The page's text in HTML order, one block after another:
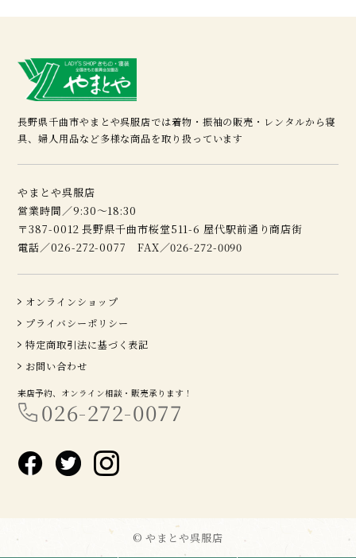
長野県千曲市やまとや呉服店では着物・振袖の販売・レンタルから寝
具、婦人用品など多様な商品を取り扱っています
やまとや呉服店
営業時間／9:30～18:30
〒387-0012 長野県千曲市桜堂511-6 屋代駅前通り商店街
電話／026-272-0077 FAX／026-272-0090
オンラインショップ
プライバシーポリシー
特定商取引法に基づく表記
お問い合わせ
来店予約、オンライン相談・販売承ります！
026-272-0077
© やまとや呉服店